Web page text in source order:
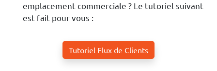
emplacement commerciale ? Le tutoriel suivant
est fait pour vous :
Tutoriel Flux de Clients